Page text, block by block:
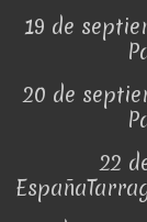
19 de
20 de
22